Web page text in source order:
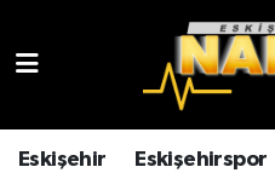
Eskişehir Eskişehirspor
Çevre
Eskişehir Hava Durumu
Eskişehir Trafik